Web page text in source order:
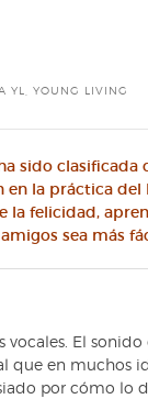
YL YOUNG LIVING
sido clasificada
la práctica del
la felicidad,
sea más
El sonido
que en muchos
por cómo lo